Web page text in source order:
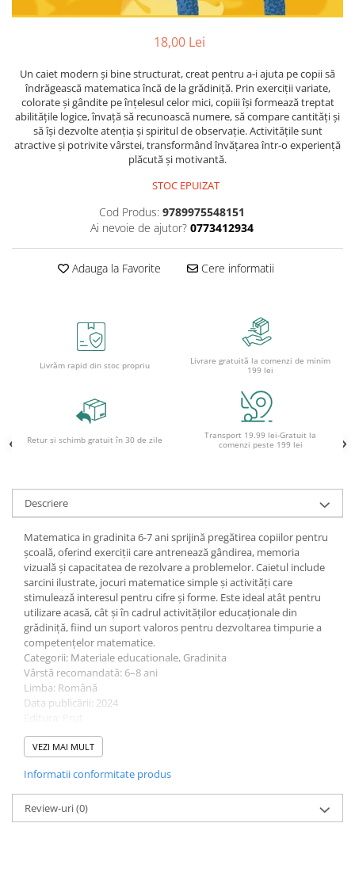
Caiete geografie și biologie
Rezerve pentru caiete
Vocabulare
Blocuri de desen școlare
Hârtie pentru lucru manual
Accesorii geometrie și matematică
Truse geometrie
Socotitori și bețisoare pentru
Ghiozdane școlare
Ghiozdane pentru grădinită
Penare echipate
Acuarele și pensule școlare
Acuarele școlare și Tempera
Pensule școlare
Pahare și palete pictură
ficțiune
Parenting și educație
Sănătate și stil de viață
Artă și fotografie
Ghiduri și hărți
Istorie și științe sociale
Știință și tehnologie
Literatură în limbi străine
Gramatică și vocabulare
Mine și rezerve
Creioane grafit și ascuțitori
Instrumente de scris premium
Pixuri premium
Stilouri premium
Seturi de scris premium
Avioane de jucărie
Jucării de pluș
Jucării și articole pentru bebeluși
Jucării pentru bebeluși
Camera Bebe
18,00 Lei
Un caiet modern și bine structurat, creat pentru a-i ajuta pe copii să
îndrăgească matematica încă de la grădiniță. Prin exerciții variate,
colorate și gândite pe înțelesul celor mici, copiii își formează treptat
abilitățile logice, învață să recunoască numere, să compare cantități și
să își dezvolte atenția și spiritul de observație. Activitățile sunt
atractive și potrivite vârstei, transformând învățarea într-o experiență
plăcută și motivantă.
STOC EPUIZAT
Cod Produs: 9789975548151
Ai nevoie de ajutor? 0773412934
Adauga la Favorite Cere informatii
Livrăm rapid din stoc propriu
Livrare gratuită la comenzi de minim
199 lei
Retur și schimb gratuit în 30 de zile
Transport 19.99 lei-Gratuit la
comenzi peste 199 lei
Descriere
Matematica in gradinita 6-7 ani sprijină pregătirea copiilor pentru
școală, oferind exerciții care antrenează gândirea, memoria
vizuală și capacitatea de rezolvare a problemelor. Caietul include
sarcini ilustrate, jocuri matematice simple și activități care
stimulează interesul pentru cifre și forme. Este ideal atât pentru
utilizare acasă, cât și în cadrul activităților educaționale din
grădiniță, fiind un suport valoros pentru dezvoltarea timpurie a
competențelor matematice.
Categorii: Materiale educationale, Gradinita
Vârstă recomandată: 6–8 ani
Limba: Română
Data publicării: 2024
Tip copertă: Paperback
Număr pagini: 48
Dimensiuni: 29 × 20 cm
VEZI MAI MULT
Informatii conformitate produs
Review-uri(0)